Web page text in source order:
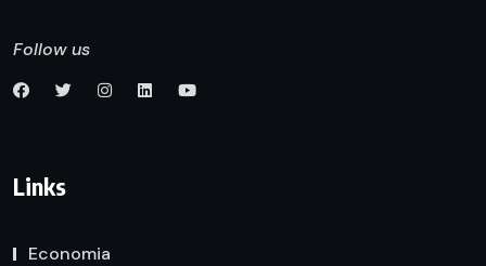
Follow us
Links
Economia